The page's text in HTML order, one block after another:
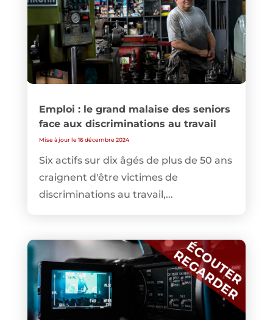
Emploi : le grand malaise des seniors
face aux discriminations au travail
Mise à jour le 16 décembre 2024
Six actifs sur dix âgés de plus de 50 ans
craignent d'être victimes de
discriminations au travail,...